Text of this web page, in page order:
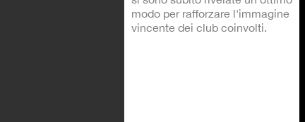
modo per rafforzare l'immagine
vincente dei club coinvolti.